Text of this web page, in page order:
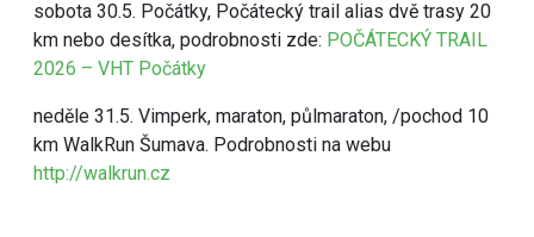
sobota 30.5. Počátky, Počátecký trail alias dvě trasy 20
km nebo desítka, podrobnosti zde: POČÁTECKÝ TRAIL
2026 – VHT Počátky
neděle 31.5. Vimperk, maraton, půlmaraton, /pochod 10
km WalkRun Šumava. Podrobnosti na webu
http://walkrun.cz